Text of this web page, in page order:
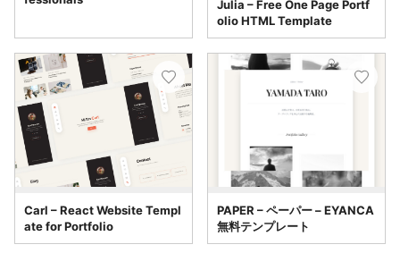
Julia – Free One Page Portf
olio HTML Template
Carl – React Website Templ
ate for Portfolio
PAPER – ペーパー – EYANCA
無料テンプレート